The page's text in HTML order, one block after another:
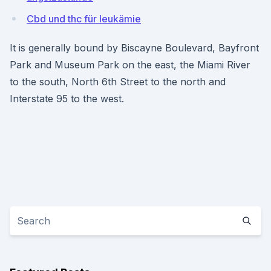
Cbd und thc für leukämie
It is generally bound by Biscayne Boulevard, Bayfront
Park and Museum Park on the east, the Miami River
to the south, North 6th Street to the north and
Interstate 95 to the west.